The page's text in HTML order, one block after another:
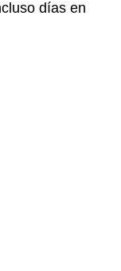
días en